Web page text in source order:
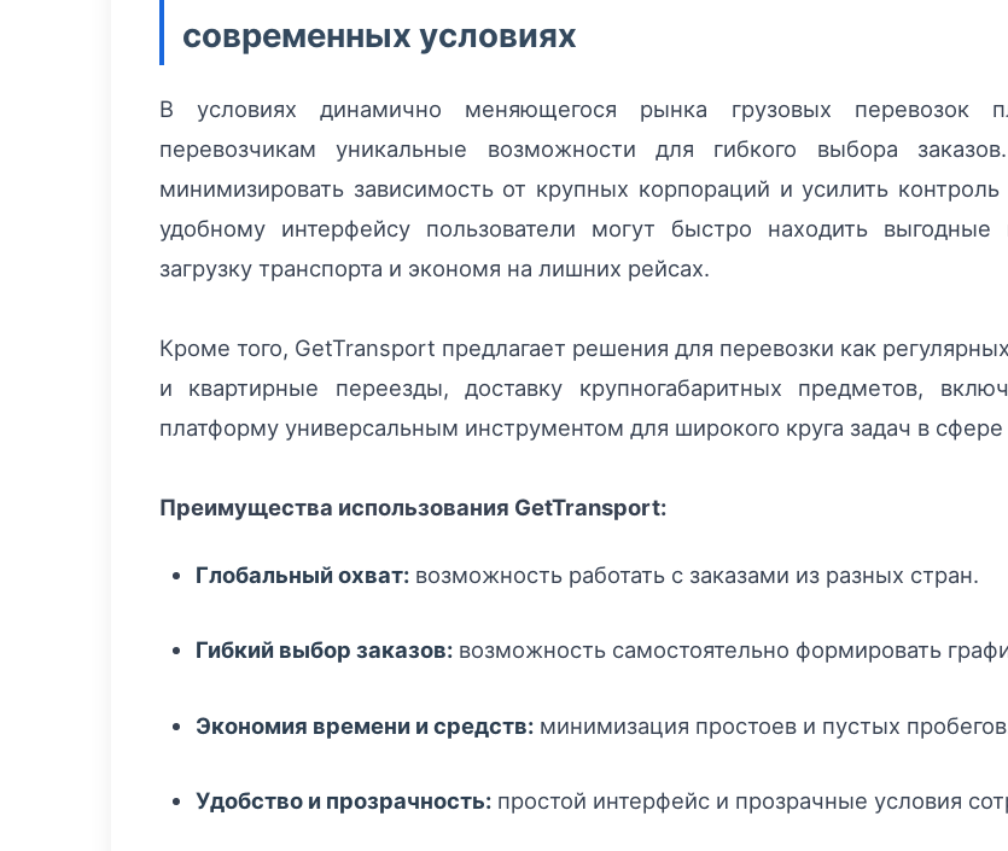
современных условиях
В условиях динамично меняющегося рынка грузовых перевозок
перевозчикам уникальные возможности для гибкого выбора
минимизировать зависимость от крупных корпораций и усилить
удобному интерфейсу пользователи могут быстро находить выгодные
загрузку транспорта и экономя на лишних рейсах.
Кроме того, GetTransport предлагает решения для перевозки как
и квартирные переезды, доставку крупногабаритных предметов,
платформу универсальным инструментом для широкого круга задач в сфере
Преимущества использования GetTransport:
Глобальный охват: возможность работать с заказами из разных стран.
Гибкий выбор заказов: возможность самостоятельно формировать
Экономия времени и средств: минимизация простоев и пустых
Удобство и прозрачность: простой интерфейс и прозрачные условия